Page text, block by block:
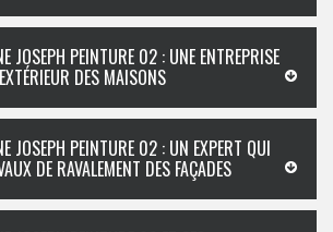
JOSEPH PEINTURE 02 : UNE ENTREPRISE
DES MAISONS
JOSEPH PEINTURE 02 : UN EXPERT QUI
DE RAVALEMENT DES FAÇADES